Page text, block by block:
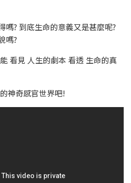
嗎? 到底生命的意義又是甚麼呢?
嗎?
看見 人生的劇本 看透 生命的真
神奇感官世界吧!